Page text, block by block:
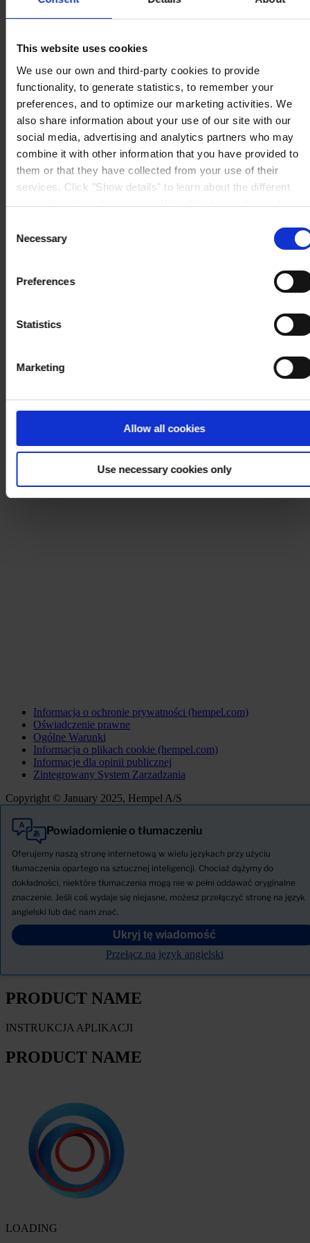
This website uses cookies
We use our own and third-party cookies to provide
functionality, to generate statistics, to remember your
preferences, and to optimize our marketing activities. We
also share information about your use of our site with our
social media, advertising and analytics partners who may
combine it with other information that you have provided to
them or that they have collected from your use of their
services. Click "Show details" to learn about the different
types of cookies that we use. We will only use the cookies
cookies after having received your consent. You may
withdraw your consent at any time by using the link in our
. If you would like to know more how we
process your personal data, please visit our
Selection
Necessary
Preferences
Statistics
Marketing
Allow all cookies
Use necessary cookies only
80-280 Gdansk
SKONTAKTUJ SIĘ Z NAMI
Mail:general.pl@hempel.com
Informacja o ochronie prywatności (hempel.com)
Oświadczenie prawne
Ogólne Warunki
Informacja o plikach cookie (hempel.com)
Informacje dla opinii publicznej
Zintegrowany System Zarzadzania
Copyright © January 2025, Hempel A/S
Powiadomienie o tłumaczeniu
Oferujemy naszą stronę internetową w wielu językach przy użyciu
tłumaczenia opartego na sztucznej inteligencji. Chociaż dążymy do
dokładności, niektóre tłumaczenia mogą nie w pełni oddawać oryginalne
znaczenie. Jeśli coś wydaje się niejasne, możesz przełączyć stronę na język
angielski lub dać nam znać.
Ukryj tę wiadomość
Przełącz na język angielski
Wszystkie
Produkty
AKTUALNOŚCI
Pobierz Kartę charakterystyki
PRODUCT NAME
FILTRY
PRODUCT NAME
INSTRUKCJA APLIKACJI
PRODUCT NAME
LOADING